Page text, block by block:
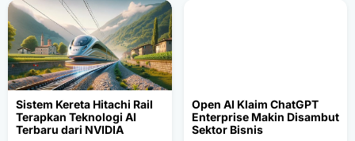
Sistem Kereta Hitachi Rail
Terapkan Teknologi AI
Terbaru dari NVIDIA
Open AI Klaim ChatGPT
Enterprise Makin Disambut
Sektor Bisnis